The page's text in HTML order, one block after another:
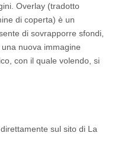
Overlay (tradotto
di coperta) è un
di sovrapporre sfondi,
nuova immagine
con il quale volendo, si
sul sito di La